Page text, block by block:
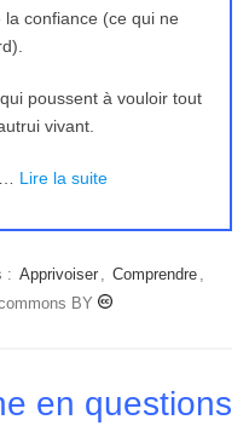
confiance (ce qui ne
poussent à vouloir tout
vivant.
Lire la suite
: Apprivoiser , Comprendre ,
BY
en questions